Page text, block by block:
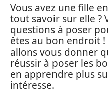
Vous avez une fille
tout savoir sur elle ?
questions à poser
êtes au bon endroit
allons vous donner
réussir à poser les
en apprendre plus
intéresse.